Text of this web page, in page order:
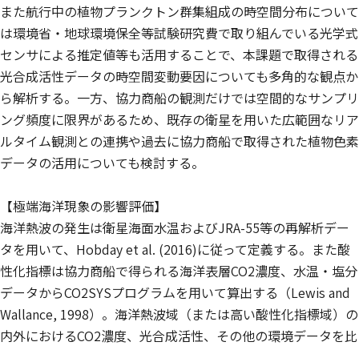
また航行中の植物プランクトン群集組成の時空間分布について
は環境省・地球環境保全等試験研究費で取り組んでいる光学式
センサによる推定値等も活用することで、本課題で取得される
光合成活性データの時空間変動要因についても多角的な観点か
ら解析する。一方、協力商船の観測だけでは空間的なサンプリ
ング頻度に限界があるため、既存の衛星を用いた広範囲なリア
ルタイム観測との連携や過去に協力商船で取得された植物色素
データの活用についても検討する。
【極端海洋現象の影響評価】
海洋熱波の発生は衛星海面水温およびJRA-55等の再解析デー
タを用いて、Hobday et al. (2016)に従って定義する。また酸
性化指標は協力商船で得られる海洋表層CO2濃度、水温・塩分
データからCO2SYSプログラムを用いて算出する（Lewis and
Wallance, 1998）。海洋熱波域（または高い酸性化指標域）の
内外におけるCO2濃度、光合成活性、その他の環境データを比